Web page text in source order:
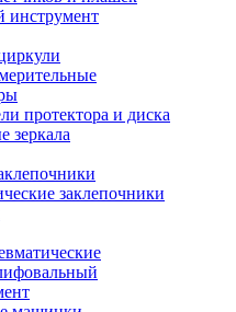
инструмент
протектора и диска
зеркала
заклепочники